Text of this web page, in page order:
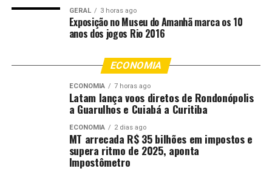
POLITICA-MT
RESPONSABILIDADE
Cooperativas buscam apoio da Assembleia para serem
retiradas de suspensão dos consignados
Em Colniza, Max Russi destaca valorização dos agentes
de saúde e o apoio ao desenvolvimento da região
GERAL 3 horas ago
Exposição no Museu do Amanhã marca os 10
anos dos jogos Rio 2016
ECONOMIA
ECONOMIA 7 horas ago
Latam lança voos diretos de Rondonópolis
a Guarulhos e Cuiabá a Curitiba
ECONOMIA 2 dias ago
MT arrecada R$ 35 bilhões em impostos e
supera ritmo de 2025, aponta
Impostômetro